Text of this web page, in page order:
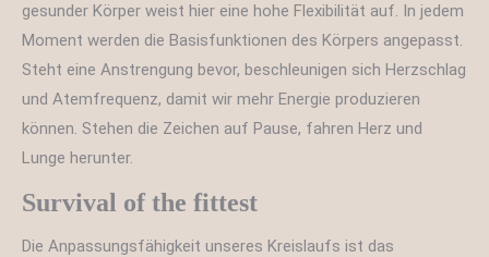
gesunder Körper weist hier eine hohe Flexibilität auf. In jedem
Moment werden die Basisfunktionen des Körpers angepasst.
Steht eine Anstrengung bevor, beschleunigen sich Herzschlag
und Atemfrequenz, damit wir mehr Energie produzieren
können. Stehen die Zeichen auf Pause, fahren Herz und
Lunge herunter.
Survival of the fittest
Die Anpassungsfähigkeit unseres Kreislaufs ist das